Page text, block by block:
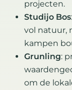
projecten.
Studijo Bos
vol natuur,
kampen
Grunling:
om de